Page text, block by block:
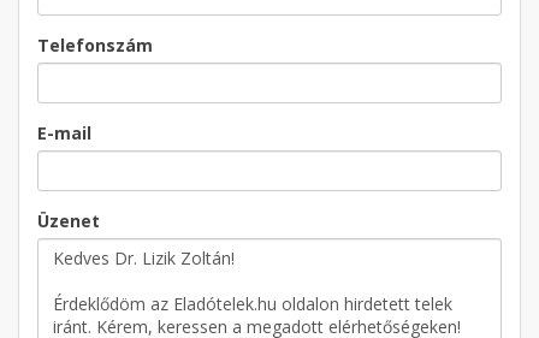
Telefonszám
E-mail
Üzenet